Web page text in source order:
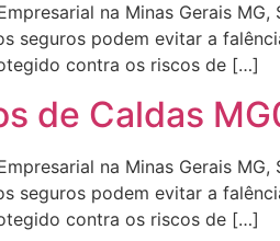
na Minas Gerais
seguros podem evitar a
contra os riscos de […]
de Caldas
na Minas Gerais
seguros podem evitar a
contra os riscos de […]